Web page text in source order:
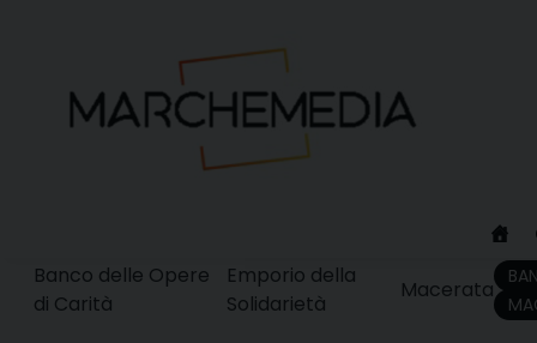
Banco delle Opere
di Carità
Emporio della
Solidarietà
Macerata